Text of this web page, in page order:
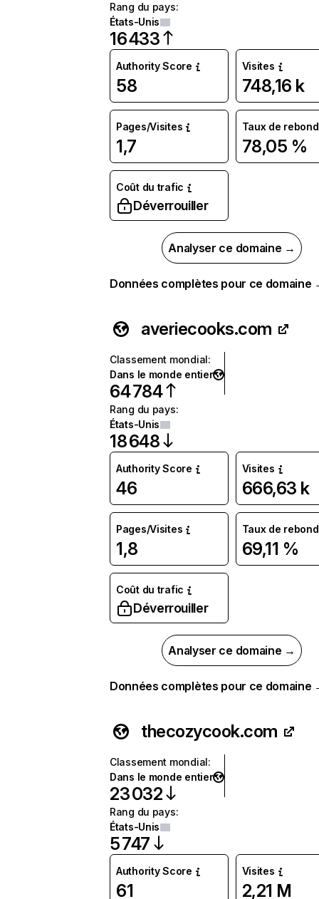
Rang du pays:
États-Unis
16 433
Authority Score
58
Visites
748,16 k
Pages/Visites
1,7
Taux de rebond
78,05 %
Coût du trafic
Déverrouiller
Analyser ce domaine →
Données complètes pour ce domaine
averiecooks.com
Classement mondial:
Dans le monde entier
64 784
Rang du pays:
États-Unis
18 648
Authority Score
46
Visites
666,63 k
Pages/Visites
1,8
Taux de rebond
69,11 %
Coût du trafic
Déverrouiller
Analyser ce domaine →
Données complètes pour ce domaine
thecozycook.com
Classement mondial:
Dans le monde entier
23 032
Rang du pays:
États-Unis
5 747
Authority Score
61
Visites
2,21 M